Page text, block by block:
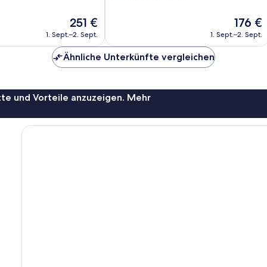
Der
Preis
beträgt
251 €
251 €
1. Sept.–2. Sept.
Bewertungen
Der
Preis
beträgt
176 €
1. Sept.–2. Sept.
Ähnliche Unterkünfte vergleichen
und Vorteile anzuzeigen. Mehr